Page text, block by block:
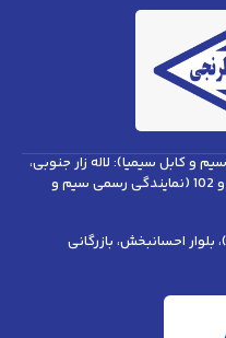
کابل سیمیا): لاله زار جنوبی،
کوچه شاهچراغی، پاساژ پانیذ، پلاک 101 و 102 (نمایندگی رسمی سیم و
احسانبخش، بازرگانی